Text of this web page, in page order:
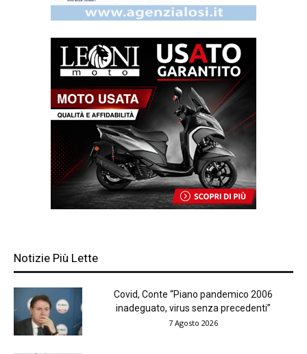
Notizie Più Lette
Covid, Conte “Piano pandemico 2006
inadeguato, virus senza precedenti”
7 Agosto 2026